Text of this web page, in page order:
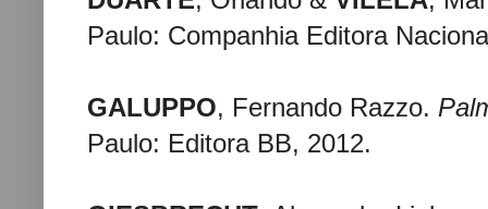
Paulo: Companhia Editora
GALUPPO, Fernando Razzo.
Paulo: Editora BB, 2012.